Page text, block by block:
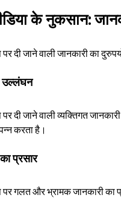
के नुकसान:
पर दी जाने वाली जानकारी का
उल्लंघन
पर दी जाने वाली व्यक्तिगत
करता है।
प्रसार
पर गलत और भ्रामक जानकारी